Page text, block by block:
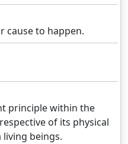
cause to happen.
principle within the
of its physical
beings.